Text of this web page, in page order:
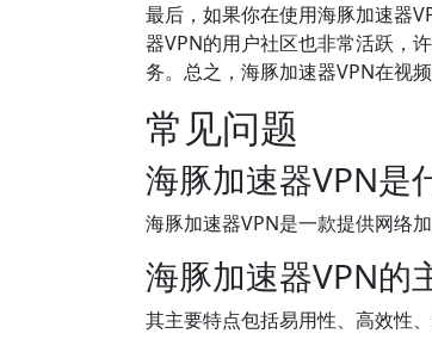
最后，如果你在使用海豚加速器
器VPN的用户社区也非常活跃，
务。总之，海豚加速器VPN在视
常见问题
海豚加速器VPN是
海豚加速器VPN是一款提供网络
海豚加速器VPN的
其主要特点包括易用性、高效性